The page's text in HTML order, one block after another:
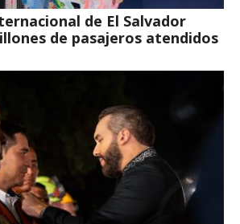
de El Salvador
de pasajeros atendidos